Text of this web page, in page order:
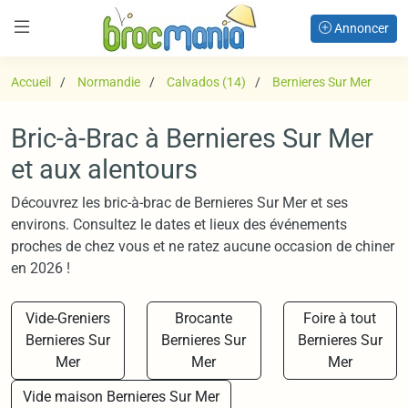
Annoncer
Accueil Normandie Calvados (14) Bernieres Sur Mer
Bric-à-Brac à Bernieres Sur Mer
et aux alentours
Découvrez les bric-à-brac de Bernieres Sur Mer et ses
environs. Consultez le dates et lieux des événements
proches de chez vous et ne ratez aucune occasion de chiner
en 2026 !
Vide-Greniers
Bernieres Sur
Mer
Brocante
Bernieres Sur
Mer
Foire à tout
Bernieres Sur
Mer
Vide maison Bernieres Sur Mer